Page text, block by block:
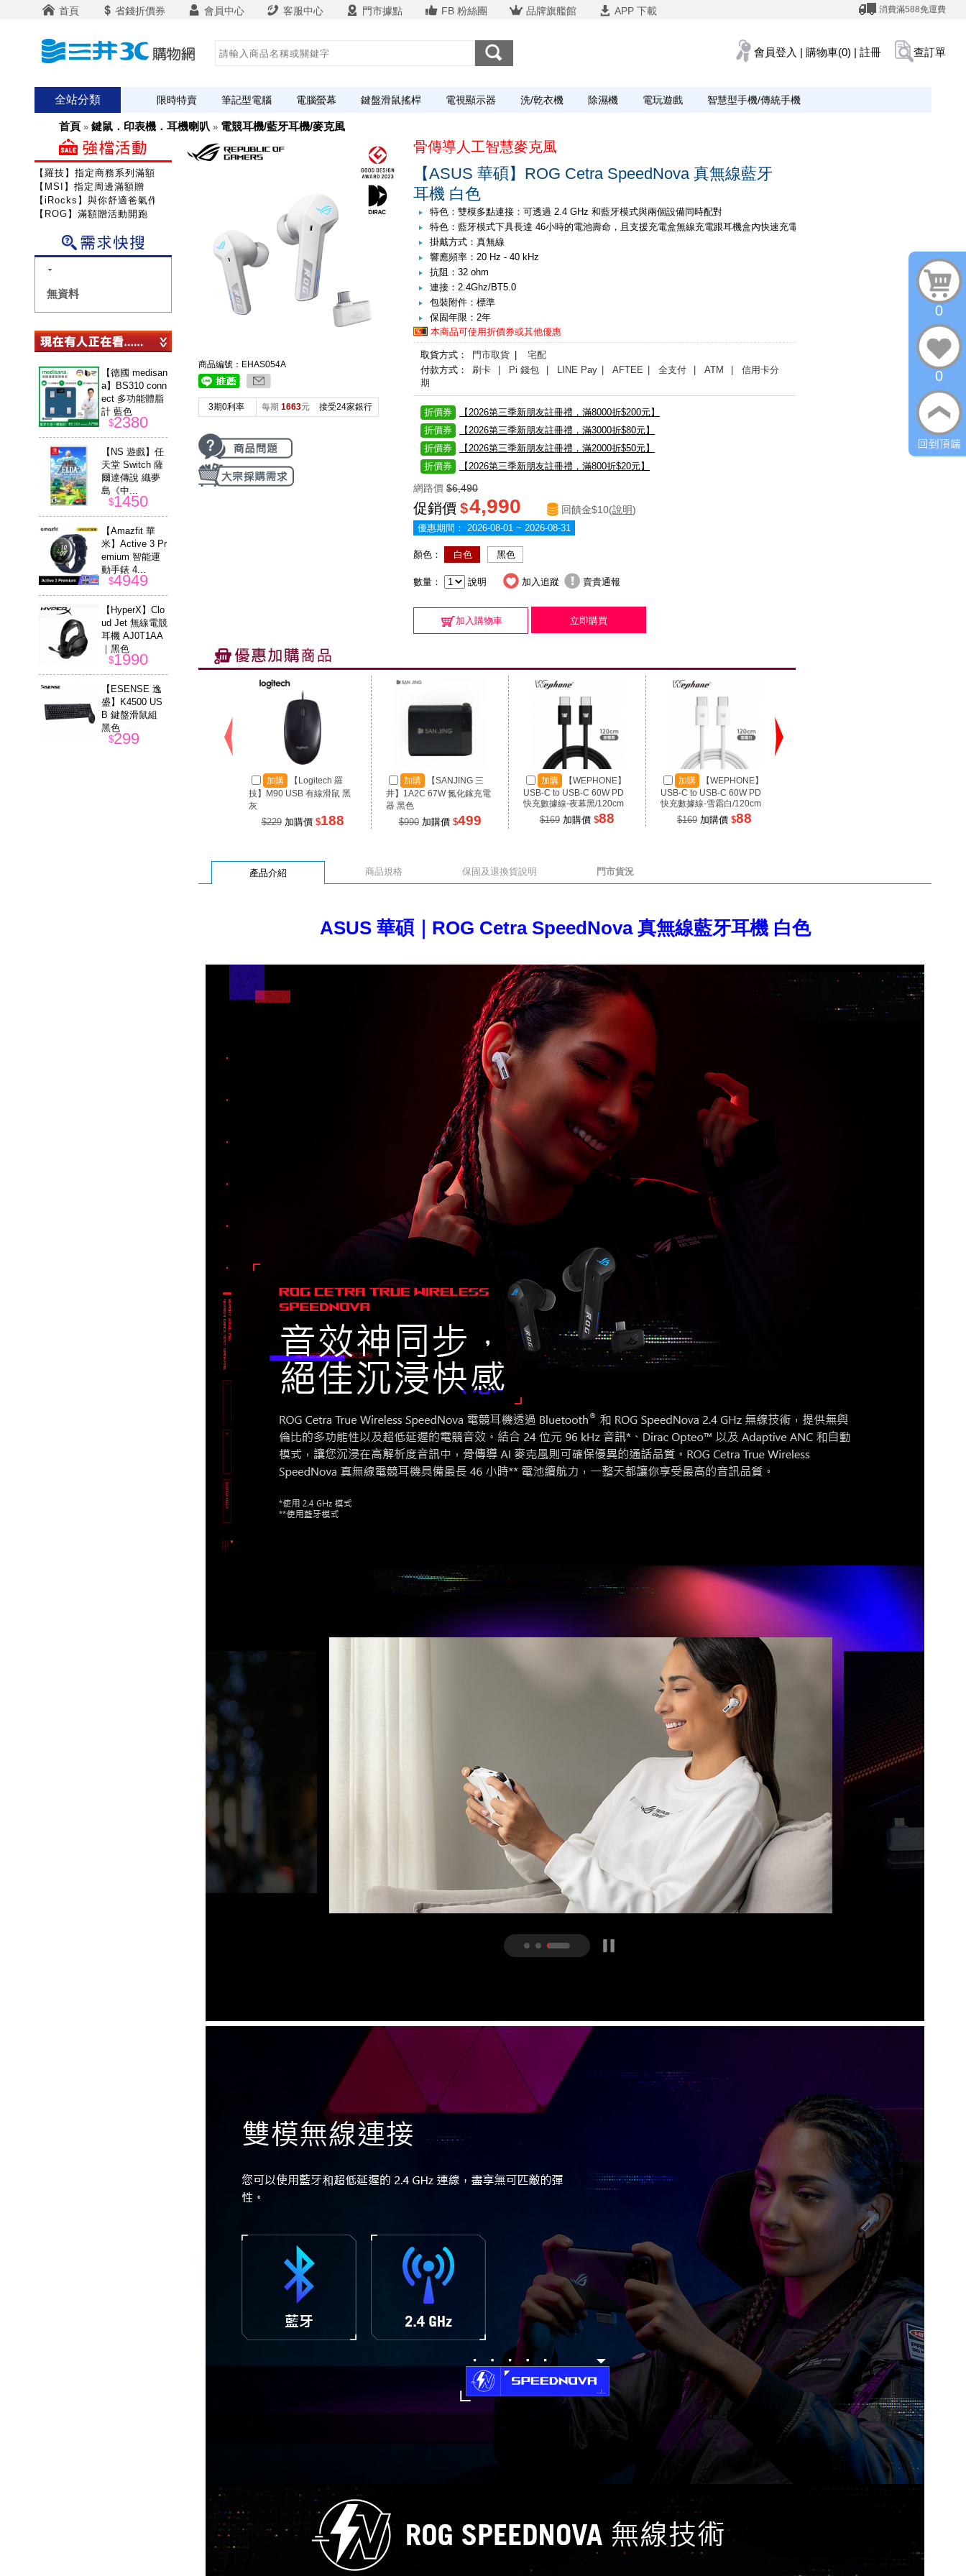
首頁 省錢折價券 會員中心 客服中心 門市據點 FB 粉絲團 品牌旗艦館 APP 下載 消費滿588免運費
會員登入 | 購物車(0) | 註冊 查訂單
全站分類 限時特賣 筆記型電腦 電腦螢幕 鍵盤滑鼠搖桿 電視顯示器 洗/乾衣機 除濕機 電玩遊戲 智慧型手機/傳統手機
首頁 » 鍵鼠．印表機．耳機喇叭 » 電競耳機/藍牙耳機/麥克風
商品編號：EHAS054A
3期0利率 每期 1663元 接受24家銀行
骨傳導人工智慧麥克風
【ASUS 華碩】ROG Cetra SpeedNova 真無線藍牙
耳機 白色
特色：雙模多點連接：可透過 2.4 GHz 和藍牙模式與兩個設備同時配對
特色：藍牙模式下具長達 46小時的電池壽命，且支援充電盒無線充電跟耳機盒內快速充電
掛戴方式：真無線
響應頻率：20 Hz - 40 kHz
抗阻：32 ohm
連接：2.4Ghz/BT5.0
包裝附件：標準
保固年限：2年
本商品可使用折價券或其他優惠
取貨方式： 門市取貨
宅配
付款方式：
刷卡 | Pi 錢包 | LINE Pay | AFTEE | 全支付 | ATM
| 信用卡分
期
折價券
【2026第三季新朋友註冊禮，滿8000折$200元】
折價券
【2026第三季新朋友註冊禮，滿3000折$80元】
折價券
【2026第三季新朋友註冊禮，滿2000折$50元】
折價券
【2026第三季新朋友註冊禮，滿800折$20元】
網路價 $6,490
促銷價 $4,990 回饋金$10(說明)
優惠期間： 2026-08-01 ~ 2026-08-31
顏色： 白色 黑色
數量： 說明 加入追蹤 賣貴通報
加入購物車 立即購買
加購
【Logitech 羅
技】M90 USB 有線滑鼠 黑
灰
$229加購價 $188
加購
【SANJING 三
井】1A2C 67W 氮化鎵充電
器 黑色
$990加購價 $499
加購
【WEPHONE】
USB-C to USB-C 60W PD
快充數據線-夜幕黑/120cm
$169 加購價 $88
加購
【WEPHONE】
USB-C to USB-C 60W PD
快充數據線-雪霜白/120cm
$169 加購價 $88
產品介紹 商品規格 保固及退換貨說明 門市貨況
ASUS 華碩｜ROG Cetra SpeedNova 真無線藍牙耳機 白色
【羅技】指定商務系列滿額送咖啡
【MSI】指定周邊滿額贈
【iRocks】與你舒適爸氣作戰!
【ROG】滿額贈活動開跑
無資料
【德國 medisan
a】BS310 conn
ect 多功能體脂
計 藍色
$2380
【NS 遊戲】任
天堂 Switch 薩
爾達傳說 織夢
島《中...
$1450
【Amazfit 華
米】Active 3 Pr
emium 智能運
動手錶 4...
$4949
【HyperX】Clo
ud Jet 無線電競
耳機 AJ0T1AA
｜黑色
$1990
【ESENSE 逸
盛】K4500 US
B 鍵盤滑鼠組
黑色
$299
0
0